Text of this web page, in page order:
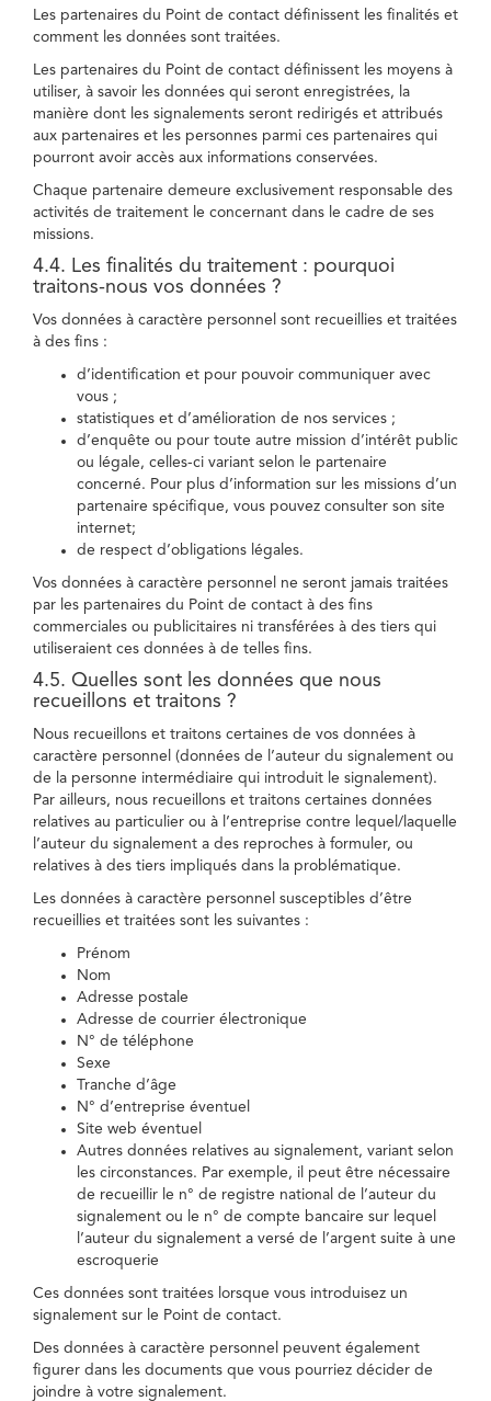
Les partenaires du Point de contact définissent les finalités et
comment les données sont traitées.
Les partenaires du Point de contact définissent les moyens à
utiliser, à savoir les données qui seront enregistrées, la
manière dont les signalements seront redirigés et attribués
aux partenaires et les personnes parmi ces partenaires qui
pourront avoir accès aux informations conservées.
Chaque partenaire demeure exclusivement responsable des
activités de traitement le concernant dans le cadre de ses
missions.
4.4. Les finalités du traitement : pourquoi
traitons-nous vos données ?
Vos données à caractère personnel sont recueillies et traitées
à des fins :
d’identification et pour pouvoir communiquer avec
vous ;
statistiques et d’amélioration de nos services ;
d’enquête ou pour toute autre mission d’intérêt public
ou légale, celles-ci variant selon le partenaire
concerné. Pour plus d’information sur les missions d’un
partenaire spécifique, vous pouvez consulter son site
internet;
de respect d’obligations légales.
Vos données à caractère personnel ne seront jamais traitées
par les partenaires du Point de contact à des fins
commerciales ou publicitaires ni transférées à des tiers qui
utiliseraient ces données à de telles fins.
4.5. Quelles sont les données que nous
recueillons et traitons ?
Nous recueillons et traitons certaines de vos données à
caractère personnel (données de l’auteur du signalement ou
de la personne intermédiaire qui introduit le signalement).
Par ailleurs, nous recueillons et traitons certaines données
relatives au particulier ou à l’entreprise contre lequel/laquelle
l’auteur du signalement a des reproches à formuler, ou
relatives à des tiers impliqués dans la problématique.
Les données à caractère personnel susceptibles d’être
recueillies et traitées sont les suivantes :
Prénom
Nom
Adresse postale
Adresse de courrier électronique
N° de téléphone
Sexe
Tranche d’âge
N° d’entreprise éventuel
Site web éventuel
Autres données relatives au signalement, variant selon
les circonstances. Par exemple, il peut être nécessaire
de recueillir le n° de registre national de l’auteur du
signalement ou le n° de compte bancaire sur lequel
l’auteur du signalement a versé de l’argent suite à une
escroquerie
Ces données sont traitées lorsque vous introduisez un
signalement sur le Point de contact.
Des données à caractère personnel peuvent également
figurer dans les documents que vous pourriez décider de
joindre à votre signalement.